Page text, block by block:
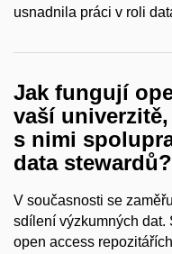
usnadnila práci v roli
Jak fungují
vaší
s nimi
data stewardů?
V současnosti se
sdílení výzkumných dat.
open access